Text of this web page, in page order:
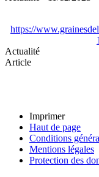
https://
Actualité
Article
Imprimer
Haut de page
Conditions
Mentions légales
Protection des